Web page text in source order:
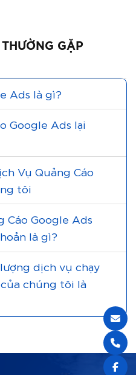
THƯỜNG GẶP
Ads là gì?
Google Ads lại
Vụ Quảng Cáo
tôi
Cáo Google Ads
là gì?
dịch vụ chạy
chúng tôi là